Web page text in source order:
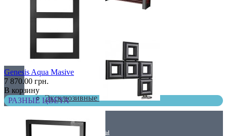
Эксклюзивные
Трубчатые радиаторы
Genesis Aqua Masive
7 870.00 грн.
В корзину
РАЗНЫЕ ЦВЕТА